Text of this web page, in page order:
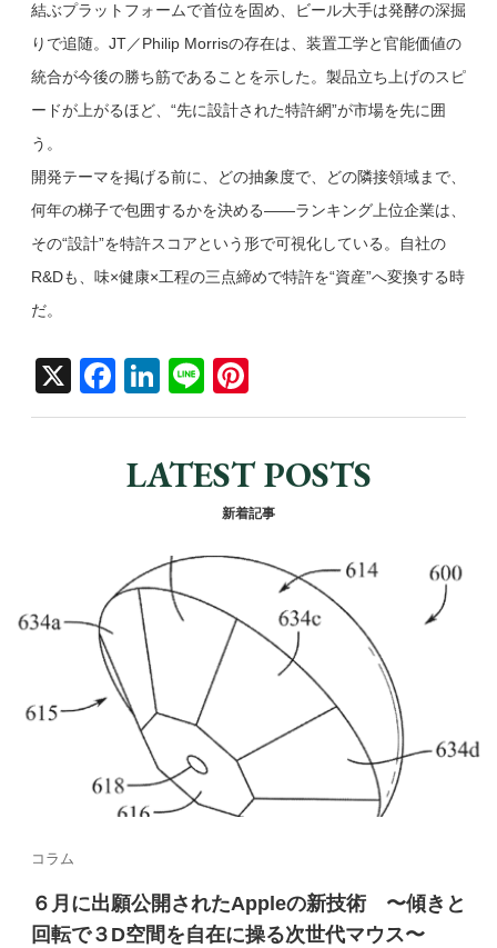
結ぶプラットフォームで首位を固め、ビール大手は発酵の深掘
りで追随。JT／Philip Morrisの存在は、装置工学と官能価値の
統合が今後の勝ち筋であることを示した。製品立ち上げのスピ
ードが上がるほど、“先に設計された特許網”が市場を先に囲
う。
開発テーマを掲げる前に、どの抽象度で、どの隣接領域まで、
何年の梯子で包囲するかを決める——ランキング上位企業は、
その“設計”を特許スコアという形で可視化している。自社の
R&Dも、味×健康×工程の三点締めで特許を“資産”へ変換する時
だ。
X
F
a
e
o
Li
n
e
n
Li
n
nt
e
st
LATEST POSTS
新着記事
コラム
６月に出願公開されたAppleの新技術 〜傾きと
回転で３D空間を自在に操る次世代マウス〜